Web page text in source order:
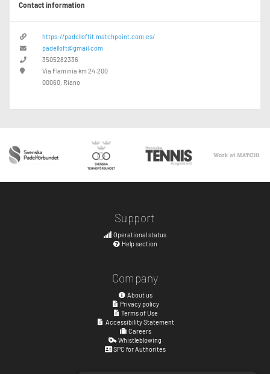
Contact information
https://padelloftit.matchpoint.com.es/
padelloft@gmail.com
3505282336
Via Flaminia km 24.200
00060, Riano
Support
Operational status
Help section
Company
About us
Privacy policy
Terms of Use
Accessibility Statement
Careers
Whistleblowing
SPC for Authorites